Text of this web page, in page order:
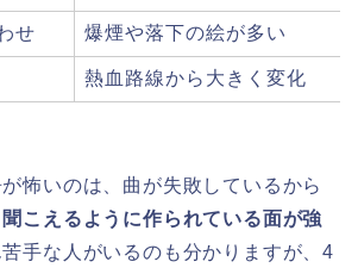
せ 爆煙や落下の絵が多い
熱血路線から大きく変化
怖いのは、曲が失敗しているから
こえるように作られている面が強
手な人がいるのも分かりますが、4